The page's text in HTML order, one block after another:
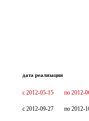
дата реализации
c 2012-05-15 по 2012-
c 2012-09-27 по 2012-